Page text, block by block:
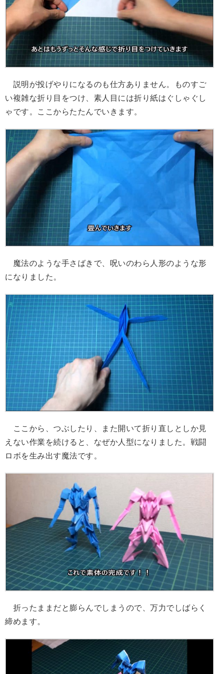
説明が投げやりになるのも仕方ありません。ものすご
い複雑な折り目をつけ、素人目には折り紙はぐしゃぐし
ゃです。ここからたたんでいきます。
魔法のような手さばきで、呪いのわら人形のような形
になりました。
ここから、つぶしたり、また開いて折り直しとしか見
えない作業を続けると、なぜか人型になりました。戦闘
ロボを生み出す魔法です。
折ったままだと膨らんでしまうので、万力でしばらく
締めます。